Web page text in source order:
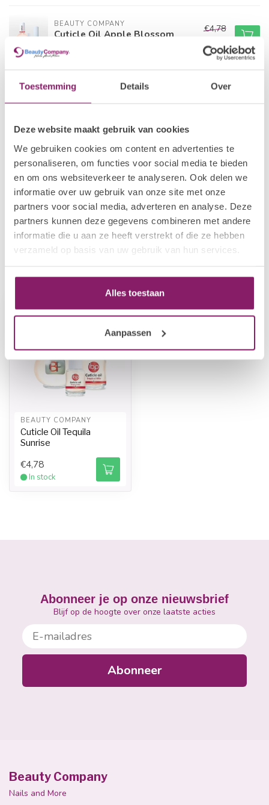
Toestemming Details Over
Deze website maakt gebruik van cookies
We gebruiken cookies om content en advertenties te
personaliseren, om functies voor social media te bieden
en om ons websiteverkeer te analyseren. Ook delen we
informatie over uw gebruik van onze site met onze
partners voor social media, adverteren en analyse. Deze
partners kunnen deze gegevens combineren met andere
informatie die u aan ze heeft verstrekt of die ze hebben
verzameld op basis van uw gebruik van hun services.
Alles toestaan
Aanpassen
BEAUTY COMPANY
Cuticle Oil Apple Blossom
€4,78
BEAUTY COMPANY
Cuticle Oil Fruit Season
In stock
€4,78
Cuticle Oil Carribean Nights
In stock
€4,78
BEAUTY COMPANY
Cuticle Oil Tropical Mix
In stock
€4,78
€3,82
Recently viewed
-20%
BEAUTY COMPANY
Cuticle Oil Tequila
Sunrise
€4,78
In stock
Abonneer je op onze nieuwsbrief
Blijf op de hoogte over onze laatste acties
E-mailadres
Abonneer
Beauty Company
Nails and More